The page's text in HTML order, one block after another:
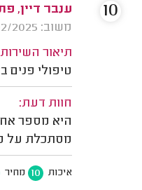
ענבר דיין,
משוב: 27/02/2025
תיאור
טיפולי
חוות דעת:
היא מספר
מסתכלת על
איכות 10 מחיר
10